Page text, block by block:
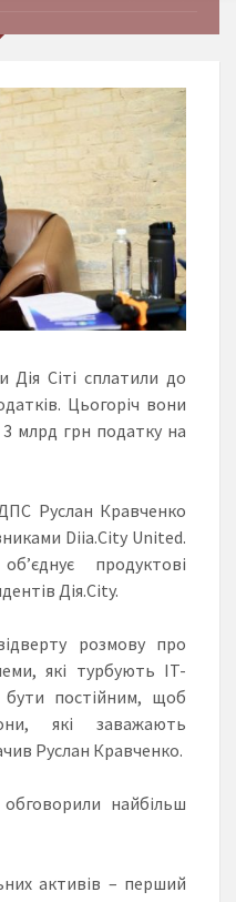
Дія Сіті сплатили до
Цьогоріч вони
млрд грн податку на
Руслан Кравченко
Diia.City United.
продуктові
Дія.City.
розмову про
які турбують IT-
бути постійним, щоб
які заважають
Руслан Кравченко.
найбільш
активів – перший